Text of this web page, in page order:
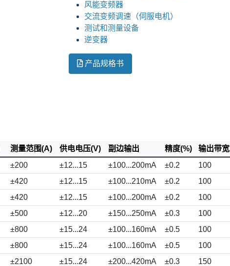
风能变频器
交流变频调速（伺服电机）
测试和测量设备
逆变器
产品规格书
测量范围(A) 供电电压(V) 副边输出 精度(%) 输出带宽
±200 ±12...15 ±100...200mA ±0.2 100
±420 ±12...15 ±100...210mA ±0.2 100
±420 ±12...15 ±100...200mA ±0.2 100
±500 ±12...20 ±150...250mA ±0.3 100
±800 ±15...24 ±100...160mA ±0.5 100
±800 ±15...24 ±100...160mA ±0.5 100
±2100 ±15...24 ±200...420mA ±0.3 150